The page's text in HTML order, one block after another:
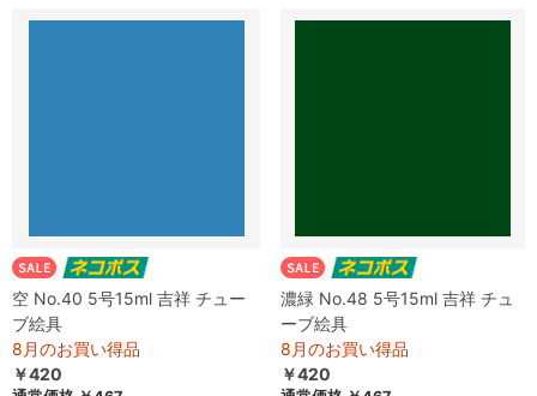
空 No.40 5号15ml 吉祥 チュー
ブ絵具
8月のお買い得品
￥420
濃緑 No.48 5号15ml 吉祥 チュ
ーブ絵具
8月のお買い得品
￥420